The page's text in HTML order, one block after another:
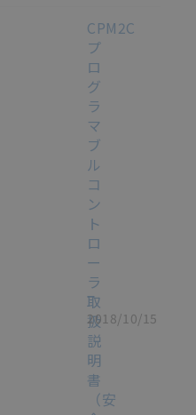
CPM2C
プ
ロ
グ
ラ
マ
ブ
ル
コ
ン
ト
ロ
ー
ラ
取
扱
説
明
書
（安
2018/10/15